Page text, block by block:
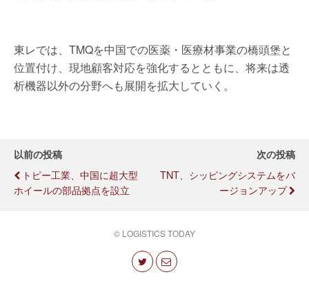
東レでは、TMQを中国での医薬・医療材事業の橋頭堡と
位置付け、現地顧客対応を強化するとともに、将来は透
析機器以外の分野へも展開を拡大していく。
以前の投稿
トピー工業、中国に超大型
ホイールの部品拠点を設立
次の投稿
TNT、シッピングシステムをバ
ージョンアップ
© LOGISTICS TODAY